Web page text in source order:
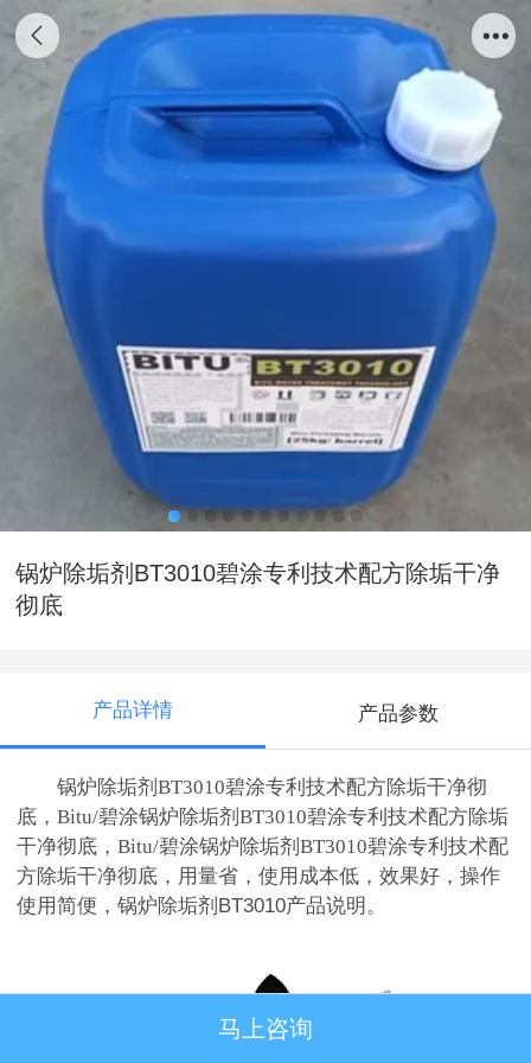
锅炉除垢剂BT3010碧涂专利技术配方除垢干净
彻底
产品详情 产品参数
锅炉除垢剂BT3010碧涂专利技术配方除垢干净彻
底，Bitu/碧涂锅炉除垢剂BT3010碧涂专利技术配方除垢
干净彻底，Bitu/碧涂锅炉除垢剂BT3010碧涂专利技术配
方除垢干净彻底，用量省，使用成本低，效果好，操作
使用简便， 锅炉除垢剂BT3010产品说明。
马上咨询